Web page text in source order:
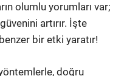
olumlu yorumları var;
artırır. İşte
bir etki yaratır!
doğru